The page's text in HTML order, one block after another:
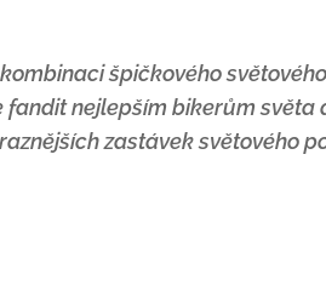
špičkového
nejlepším bikerům světa
zastávek světového